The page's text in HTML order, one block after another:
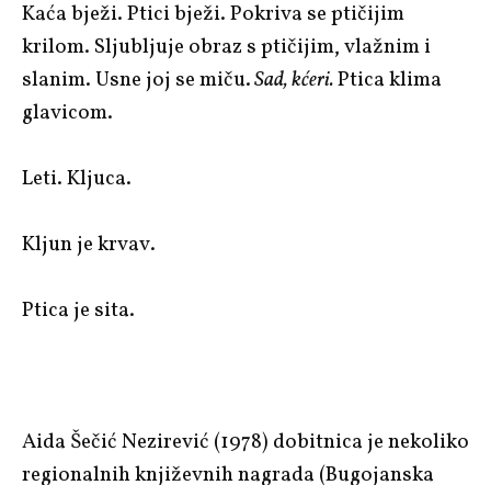
Kaća bježi. Ptici bježi. Pokriva se ptičijim
krilom. Sljubljuje obraz s ptičijim, vlažnim i
slanim. Usne joj se miču.Sad, kćeri.Ptica klima
glavicom.
Leti. Kljuca.
Kljun je krvav.
Ptica je sita.
Aida Šečić Nezirević (1978) dobitnica je nekoliko
regionalnih književnih nagrada (Bugojanska